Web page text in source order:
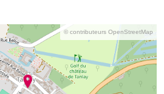
© contributeurs OpenStreetMap